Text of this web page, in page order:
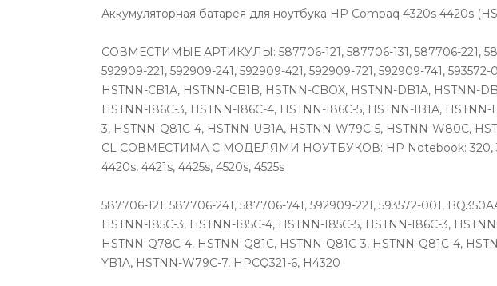
Аккумуляторная батарея для ноутбука HP Compaq 4320s 4420s
CОВМЕСТИМЫЕ АРТИКУЛЫ: 587706-121, 587706-131, 587706-221,
592909-221, 592909-241, 592909-421, 592909-721, 592909-741,
HSTNN-CB1A, HSTNN-CB1B, HSTNN-CBOX, HSTNN-DB1A, HSTNN-
HSTNN-I86C-3, HSTNN-I86C-4, HSTNN-I86C-5, HSTNN-IB1A,
3, HSTNN-Q81C-4, HSTNN-UB1A, HSTNN-W79C-5, HSTNN-W80C,
CL СОВМЕСТИМА С МОДЕЛЯМИ НОУТБУКОВ: HP Notebook: 320, 321,
4420s, 4421s, 4425s, 4520s, 4525s
587706-121, 587706-241, 587706-741, 592909-221, 593572-001,
HSTNN-I85C-3, HSTNN-I85C-4, HSTNN-I85C-5, HSTNN-I86C-3,
HSTNN-Q78C-4, HSTNN-Q81C, HSTNN-Q81C-3, HSTNN-Q81C-4,
YB1A, HSTNN-W79C-7, HPCQ321-6, H4320